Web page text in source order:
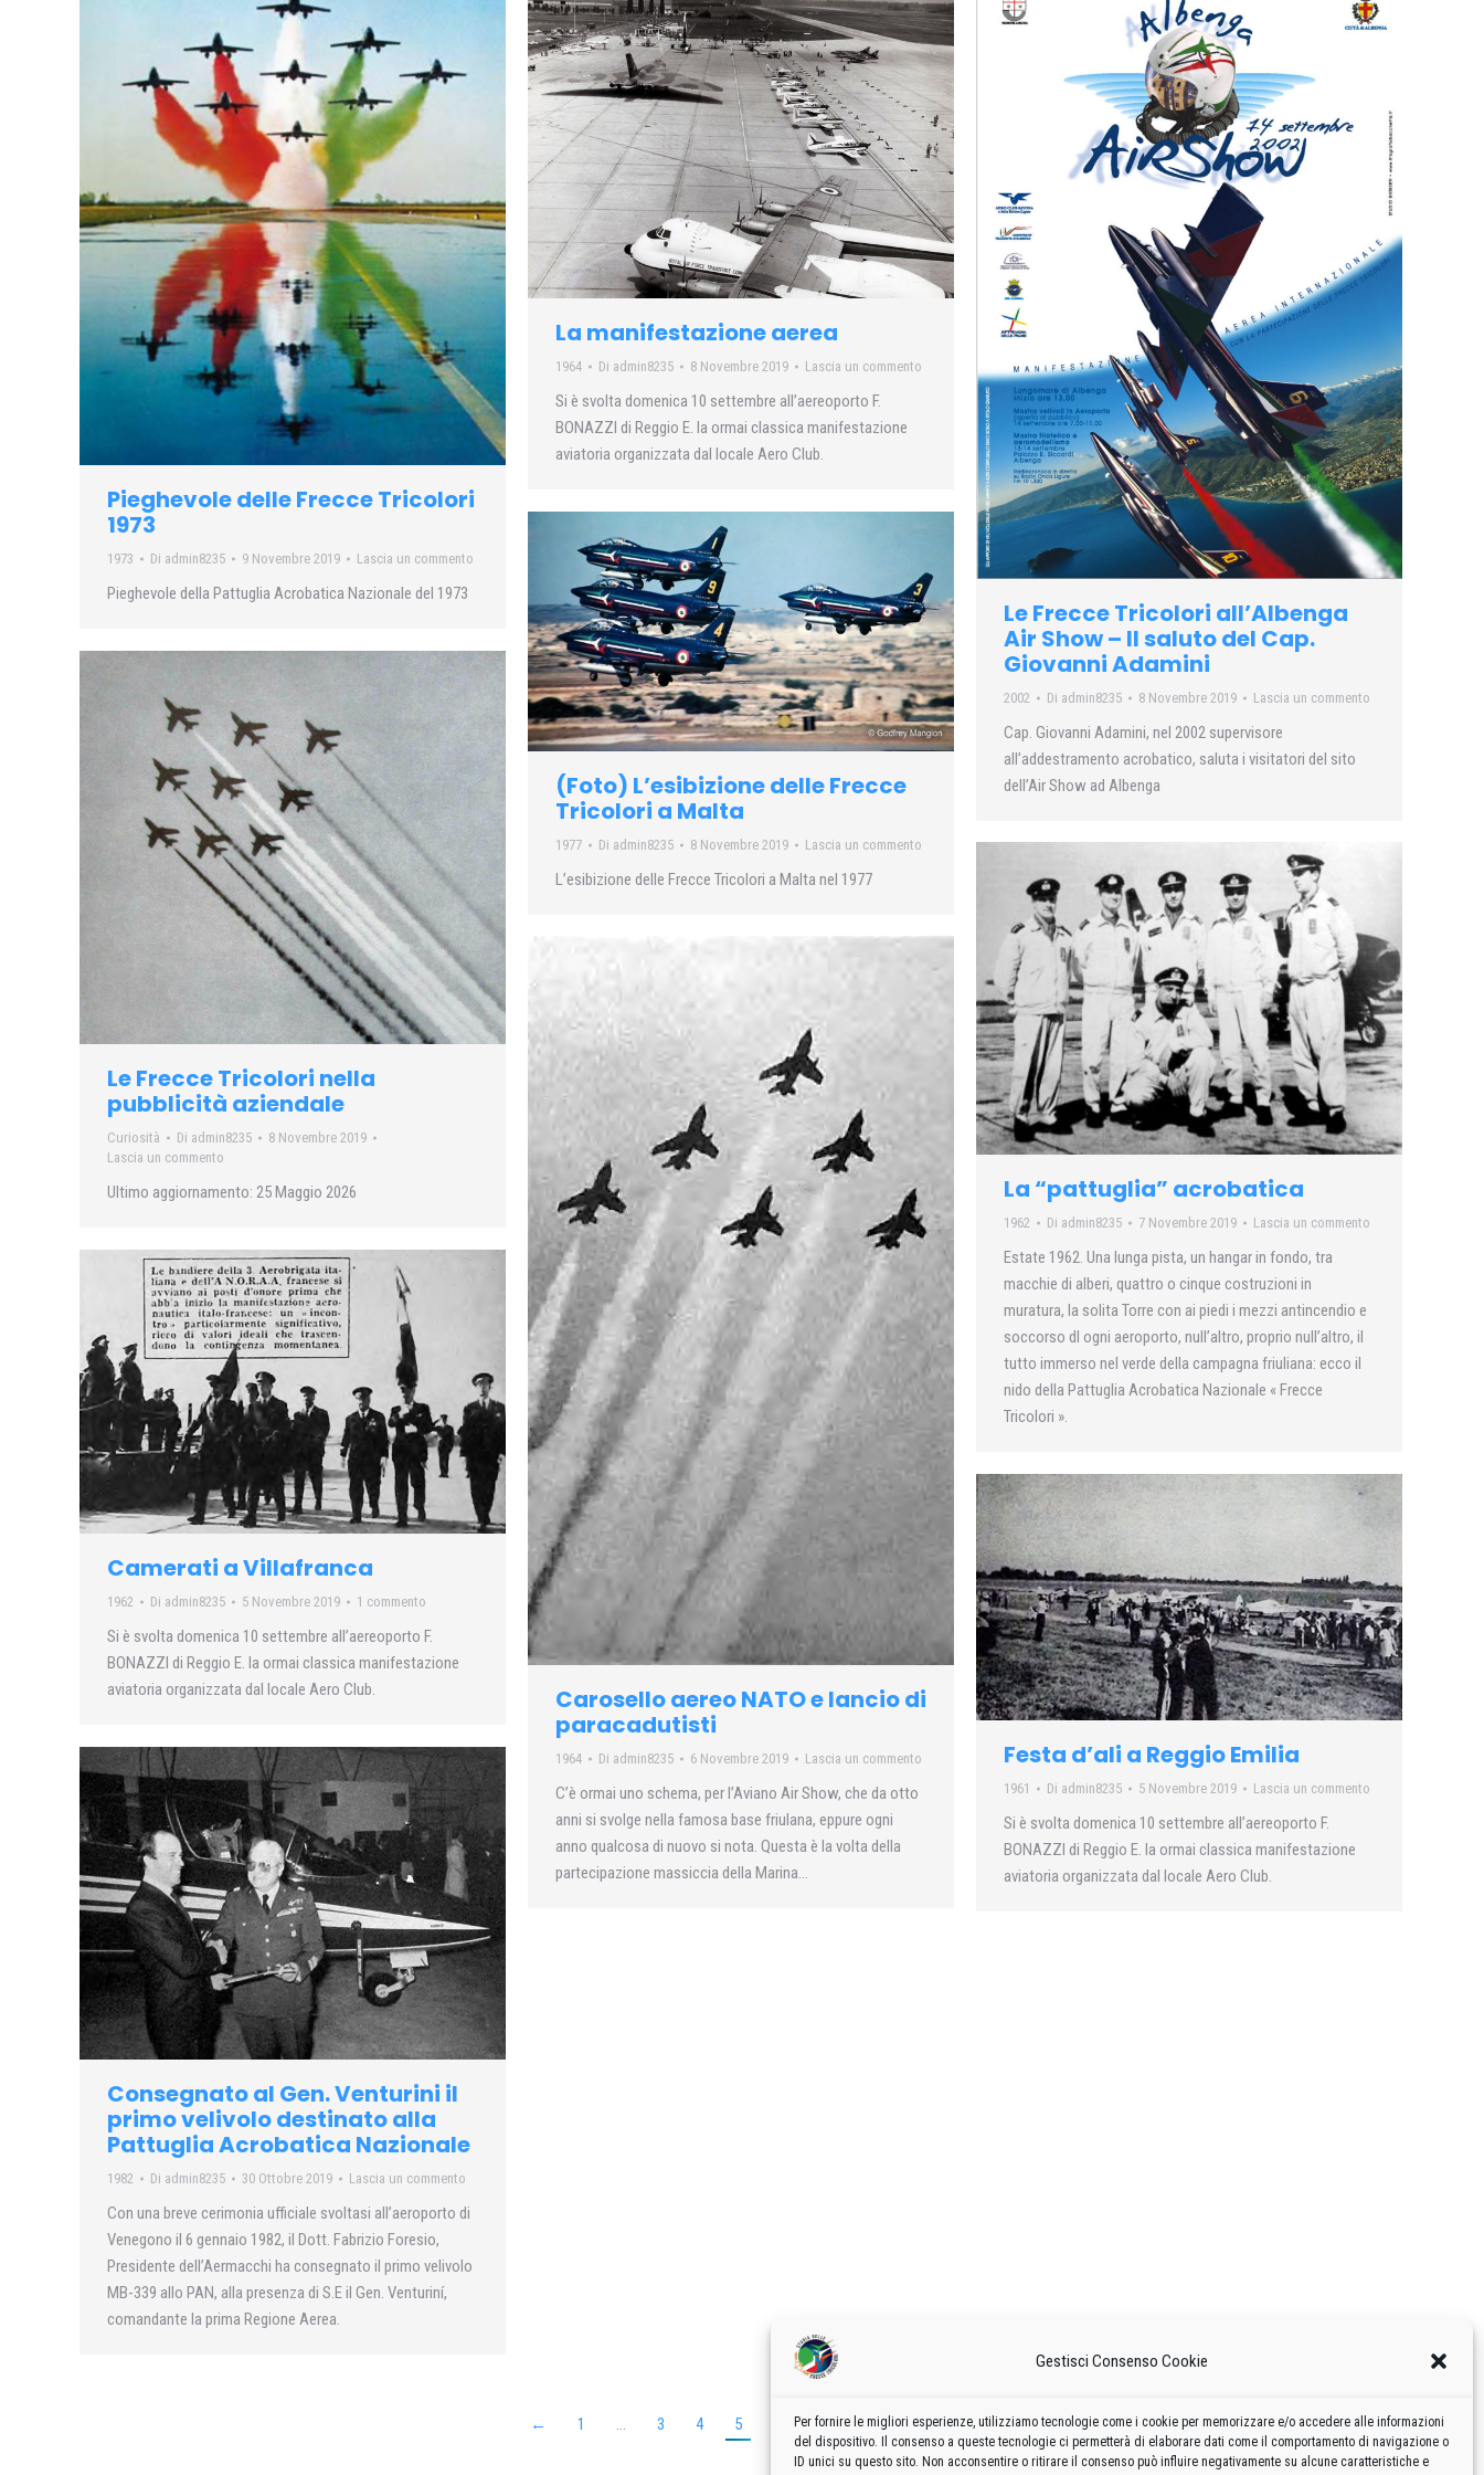
Gestisci Consenso Cookie
Per fornire le migliori esperienze, utilizziamo tecnologie come i cookie per memorizzare e/o accedere alle informazioni
del dispositivo. Il consenso a queste tecnologie ci permetterà di elaborare dati come il comportamento di navigazione o
ID unici su questo sito. Non acconsentire o ritirare il consenso può influire negativamente su alcune caratteristiche e
Pieghevole delle Frecce Tricolori
1973
1973 Di admin8235 9 Novembre 2019 Lascia un commento
Pieghevole della Pattuglia Acrobatica Nazionale del 1973
La manifestazione aerea
1964 Di admin8235 8 Novembre 2019 Lascia un commento
Si è svolta domenica 10 settembre all’aereoporto F.
BONAZZI di Reggio E. la ormai classica manifestazione
aviatoria organizzata dal locale Aero Club.
Le Frecce Tricolori all’Albenga
Air Show – Il saluto del Cap.
Giovanni Adamini
2002 Di admin8235 8 Novembre 2019 Lascia un commento
Cap. Giovanni Adamini, nel 2002 supervisore
all’addestramento acrobatico, saluta i visitatori del sito
dell’Air Show ad Albenga
(Foto) L’esibizione delle Frecce
Tricolori a Malta
1977 Di admin8235 8 Novembre 2019 Lascia un commento
L’esibizione delle Frecce Tricolori a Malta nel 1977
Le Frecce Tricolori nella
pubblicità aziendale
Curiosità Di admin8235
8 Novembre 2019
Lascia un commento
Ultimo aggiornamento: 25 Maggio 2026 La “pattuglia” acrobatica
1962 Di admin8235 7 Novembre 2019 Lascia un commento
Estate 1962. Una lunga pista, un hangar in fondo, tra
macchie di alberi, quattro o cinque costruzioni in
muratura, la solita Torre con ai piedi i mezzi antincendio e
soccorso dl ogni aeroporto, null’altro, proprio null’altro, il
tutto immerso nel verde della campagna friuliana: ecco il
nido della Pattuglia Acrobatica Nazionale « Frecce
Tricolori ».
Carosello aereo NATO e lancio di
paracadutisti
1964 Di admin8235 6 Novembre 2019 Lascia un commento
C’è ormai uno schema, per l’Aviano Air Show, che da otto
anni si svolge nella famosa base friulana, eppure ogni
anno qualcosa di nuovo si nota. Questa è la volta della
partecipazione massiccia della Marina…
Camerati a Villafranca
1962 Di admin8235 5 Novembre 2019 1 commento
Si è svolta domenica 10 settembre all’aereoporto F.
BONAZZI di Reggio E. la ormai classica manifestazione
aviatoria organizzata dal locale Aero Club.
Festa d’ali a Reggio Emilia
1961 Di admin8235 5 Novembre 2019 Lascia un commento
Si è svolta domenica 10 settembre all’aereoporto F.
BONAZZI di Reggio E. la ormai classica manifestazione
aviatoria organizzata dal locale Aero Club.
Consegnato al Gen. Venturini il
primo velivolo destinato alla
Pattuglia Acrobatica Nazionale
1982 Di admin8235 30 Ottobre 2019 Lascia un commento
Con una breve cerimonia ufficiale svoltasi all’aeroporto di
Venegono il 6 gennaio 1982, il Dott. Fabrizio Foresio,
Presidente dell’Aermacchi ha consegnato il primo velivolo
MB-339 allo PAN, alla presenza di S.E il Gen. Venturiní,
comandante la prima Regione Aerea.
← 1 … 3 4 5 7 … 37 →